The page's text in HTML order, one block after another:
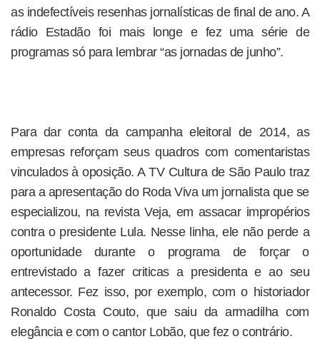
as indefectíveis resenhas jornalísticas de final de ano. A
rádio Estadão foi mais longe e fez uma série de
programas só para lembrar “as jornadas de junho”.
Para dar conta da campanha eleitoral de 2014, as
empresas reforçam seus quadros com comentaristas
vinculados à oposição. A TV Cultura de São Paulo traz
para a apresentação do Roda Viva um jornalista que se
especializou, na revista Veja, em assacar impropérios
contra o presidente Lula. Nesse linha, ele não perde a
oportunidade durante o programa de forçar o
entrevistado a fazer criticas a presidenta e ao seu
antecessor. Fez isso, por exemplo, com o historiador
Ronaldo Costa Couto, que saiu da armadilha com
elegância e com o cantor Lobão, que fez o contrário.